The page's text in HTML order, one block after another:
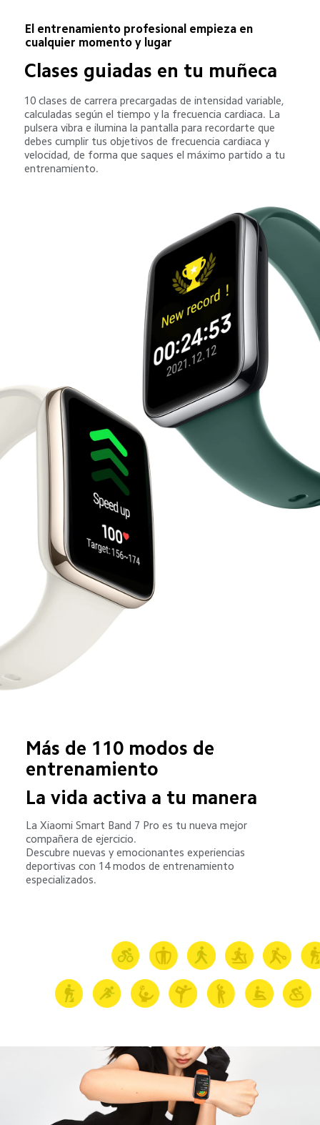
El entrenamiento profesional empieza en
cualquier momento y lugar
Clases guiadas en tu muñeca
10 clases de carrera precargadas de intensidad variable,
calculadas según el tiempo y la frecuencia cardiaca. La
pulsera vibra e ilumina la pantalla para recordarte que
debes cumplir tus objetivos de frecuencia cardiaca y
velocidad, de forma que saques el máximo partido a tu
entrenamiento.
Más de 110 modos de
entrenamiento
La vida activa a tu manera
La Xiaomi Smart Band 7 Pro es tu nueva mejor
compañera de ejercicio.
Descubre nuevas y emocionantes experiencias
deportivas con 14 modos de entrenamiento
especializados.